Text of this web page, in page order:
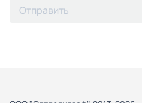
Отправить